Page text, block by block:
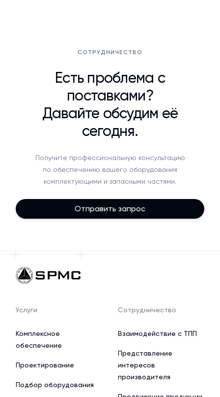
СОТРУДНИЧЕСТВО
Есть проблема с
поставками?
Давайте обсудим её
сегодня.
Получите профессиональную консультацию
по обеспечению вашего оборудования
комплектующими и запасными частями.
Отправить запрос
Услуги
Комплексное
обеспечение
Проектирование
Подбор оборудования
Сотрудничество
Взаимодействие с ТПП
Представление
интересов
производителя